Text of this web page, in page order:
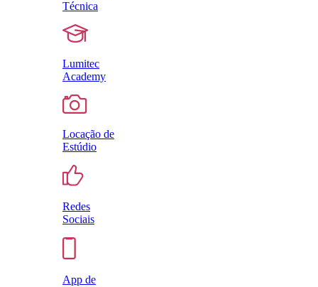
Técnica
Lumitec
Academy
Locação de
Estúdio
Redes
Sociais
App de